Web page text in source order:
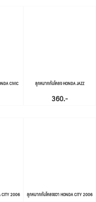
CIVIC
ลูกหมากกันโคลง HONDA JAZZ
360.-
CITY 2006 ลูกหมากกันโคลงขวา HONDA CITY 2006